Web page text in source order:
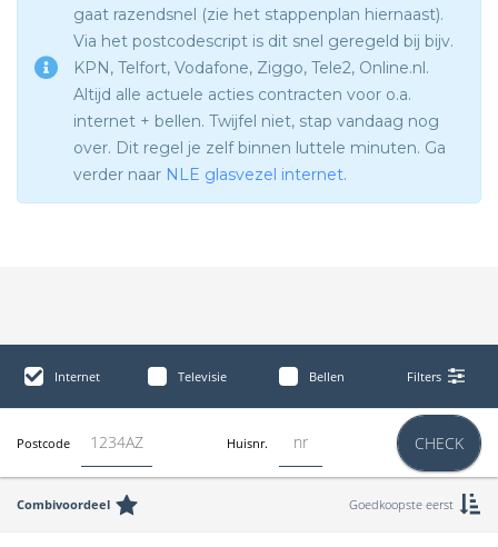
gaat razendsnel (zie het stappenplan hiernaast).
Via het postcodescript is dit snel geregeld bij bijv.
KPN, Telfort, Vodafone, Ziggo, Tele2, Online.nl.
Altijd alle actuele acties contracten voor o.a.
internet + bellen. Twijfel niet, stap vandaag nog
over. Dit regel je zelf binnen luttele minuten. Ga
verder naar NLE glasvezel internet.
Internet Televisie Bellen Filters
Postcode Huisnr. CHECK
Combivoordeel Goedkoopste eerst